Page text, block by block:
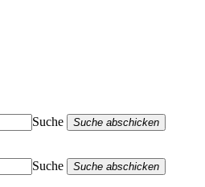
Suche
Suche abschicken
Suche
Suche abschicken